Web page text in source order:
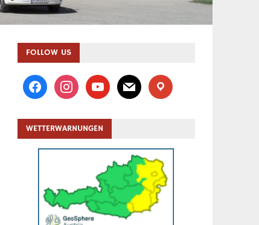
FOLLOW US
facebookinstagramyoutubemail location
WETTERWARNUNGEN